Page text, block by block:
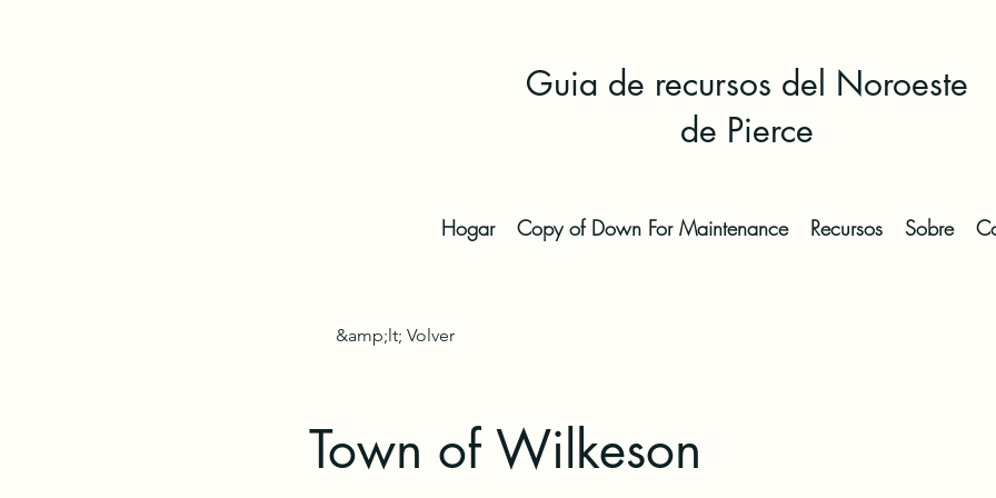
Guia de recursos del Noroeste
de Pierce
Hogar Copy of Down For Maintenance Recursos Sobre
&amp;lt; Volver
Town of Wilkeson